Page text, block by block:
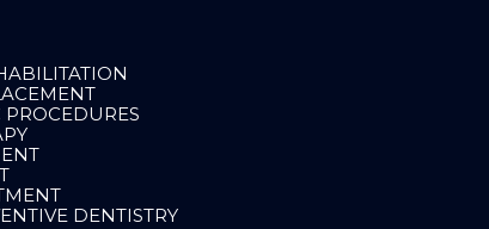
PROCEDURES
DENTISTRY